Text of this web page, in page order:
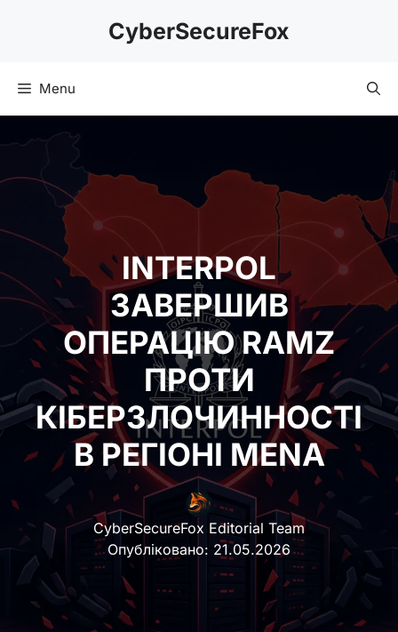
CyberSecureFox
Menu
INTERPOL
ЗАВЕРШИВ
ОПЕРАЦІЮ RAMZ
ПРОТИ
КІБЕРЗЛОЧИННОСТІ
В РЕГІОНІ MENA
CyberSecureFox Editorial Team
Опубліковано: 21.05.2026